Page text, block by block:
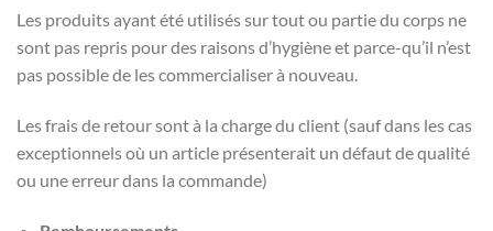
Les produits ayant été utilisés sur tout ou partie du corps ne
sont pas repris pour des raisons d’hygiène et parce-qu’il n’est
pas possible de les commercialiser à nouveau.
Les frais de retour sont à la charge du client (sauf dans les cas
exceptionnels où un article présenterait un défaut de qualité
ou une erreur dans la commande)